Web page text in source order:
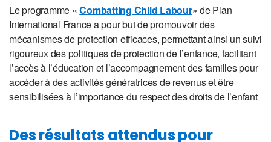
Le programme «Combatting Child Labour» de Plan
International France a pour but de promouvoir des
mécanismes de protection efficaces, permettant ainsi un suivi
rigoureux des politiques de protection de l’enfance, facilitant
l’accès à l’éducation et l’accompagnement des familles pour
accéder à des activités génératrices de revenus et être
sensibilisées à l’importance du respect des droits de l’enfant
Des résultats attendus pour